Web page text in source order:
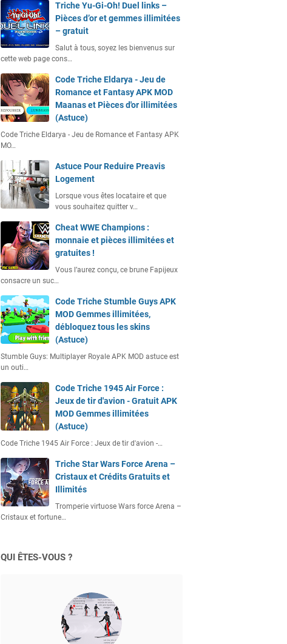
Triche Yu-Gi-Oh! Duel links –
Pièces d’or et gemmes illimitées
– gratuit
Salut à tous, soyez les bienvenus sur
cette web page cons…
Code Triche Eldarya - Jeu de
Romance et Fantasy APK MOD
Maanas et Pièces d'or illimitées
(Astuce)
Code Triche Eldarya - Jeu de Romance et Fantasy APK
MO…
Astuce Pour Reduire Preavis
Logement
Lorsque vous êtes locataire et que
vous souhaitez quitter v…
Cheat WWE Champions :
monnaie et pièces illimitées et
gratuites !
Vous l’aurez conçu, ce brune Fapijeux
consacre un suc…
Code Triche Stumble Guys APK
MOD Gemmes illimitées,
débloquez tous les skins
(Astuce)
Stumble Guys: Multiplayer Royale APK MOD astuce est
un outi…
Code Triche 1945 Air Force :
Jeux de tir d'avion - Gratuit APK
MOD Gemmes illimitées
(Astuce)
Code Triche 1945 Air Force : Jeux de tir d'avion -…
Triche Star Wars Force Arena –
Cristaux et Crédits Gratuits et
Illimités
Tromperie virtuose Wars force Arena –
Cristaux et fortune…
QUI ÊTES-VOUS ?